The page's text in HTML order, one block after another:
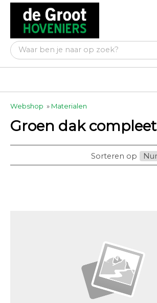
Webshop » Materialen
Groen dak compleet
Sorteren op